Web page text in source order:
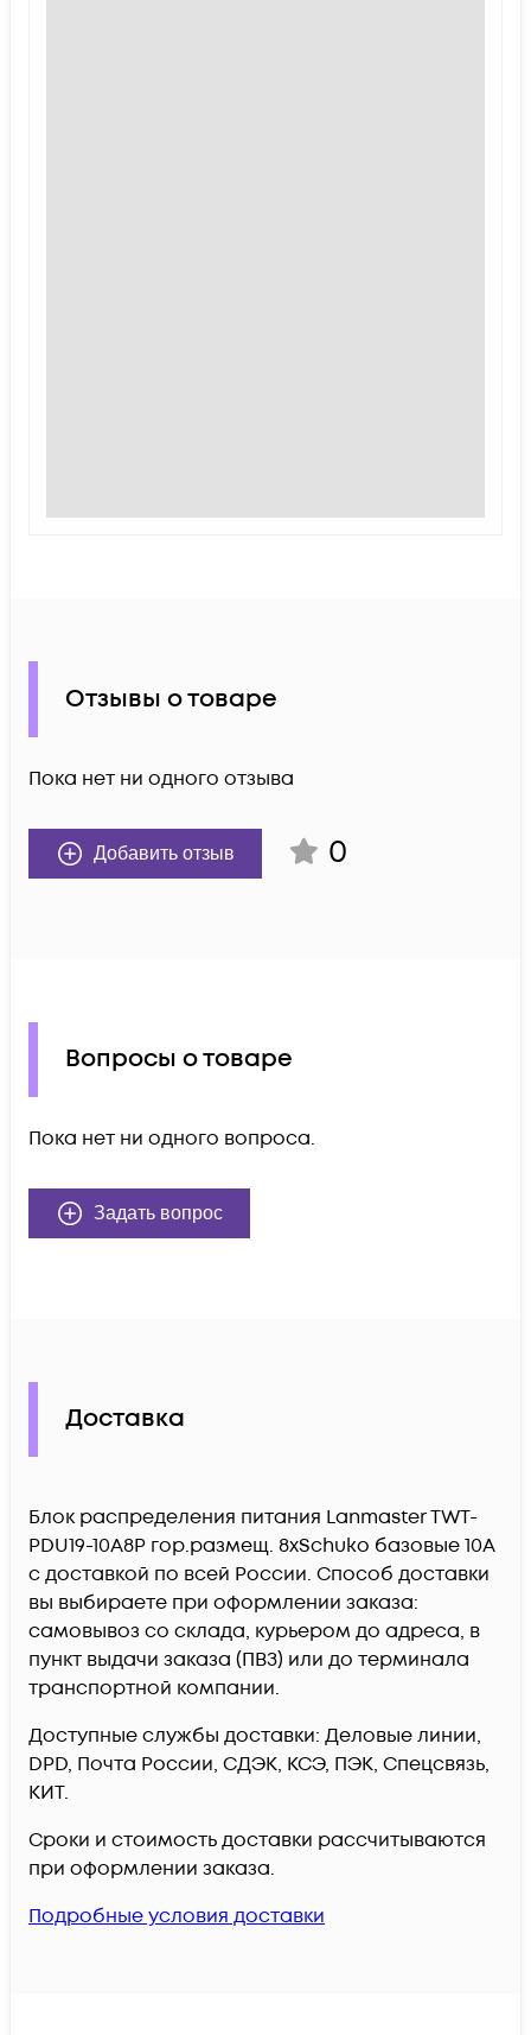
Отзывы о товаре
Пока нет ни одного отзыва
Добавить отзыв 0
Вопросы о товаре
Пока нет ни одного вопроса.
Задать вопрос
Доставка
Блок распределения питания Lanmaster TWT-
PDU19-10A8P гор.размещ. 8xSchuko базовые 10A
c доставкой по всей России. Способ доставки
вы выбираете при оформлении заказа:
самовывоз со склада, курьером до адреса, в
пункт выдачи заказа (ПВЗ) или до терминала
транспортной компании.
Доступные службы доставки: Деловые линии,
DPD, Почта России, СДЭК, КСЭ, ПЭК, Спецсвязь,
КИТ.
Сроки и стоимость доставки рассчитываются
при оформлении заказа.
Подробные условия доставки